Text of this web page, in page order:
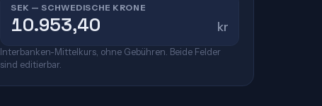
SEK — SCHWEDISCHE KRONE
kr
Interbanken-Mittelkurs, ohne Gebühren. Beide Felder
sind editierbar.